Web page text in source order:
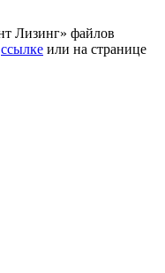
Лизинг» файлов
ссылке или на странице